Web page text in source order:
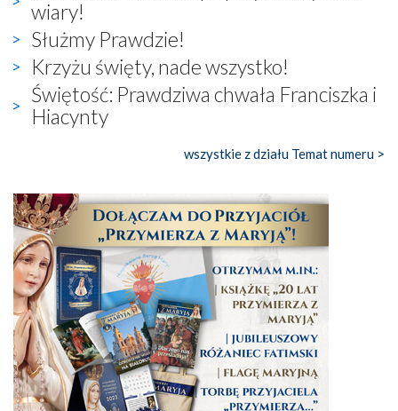
wiary!
Służmy Prawdzie!
Krzyżu święty, nade wszystko!
Świętość: Prawdziwa chwała Franciszka i
Hiacynty
wszystkie z działu Temat numeru >